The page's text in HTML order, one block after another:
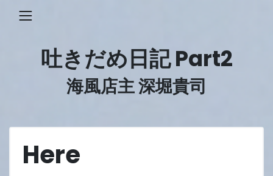
吐きだめ日記 Part2
海風店主 深堀貴司
Here